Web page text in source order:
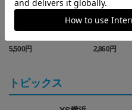
ツイル エプロン (Y.S.C.C.
横浜)
5,500円
ス (Y.S.C.C.
2,860円
トピックス